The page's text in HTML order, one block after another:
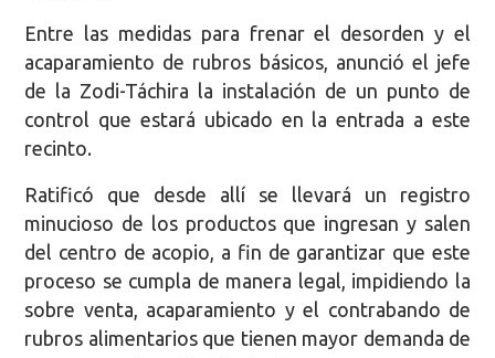
Entre las medidas para frenar el desorden y el
acaparamiento de rubros básicos, anunció el jefe
de la Zodi-Táchira la instalación de un punto de
control que estará ubicado en la entrada a este
recinto.
Ratificó que desde allí se llevará un registro
minucioso de los productos que ingresan y salen
del centro de acopio, a fin de garantizar que este
proceso se cumpla de manera legal, impidiendo la
sobre venta, acaparamiento y el contrabando de
rubros alimentarios que tienen mayor demanda de